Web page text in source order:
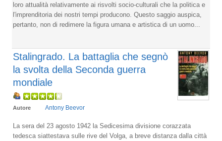
loro attualità relativamente ai risvolti socio-culturali che la politica e
l'imprenditoria dei nostri tempi producono. Questo saggio auspica,
pertanto, non di redimere la figura umana e artistica di un uomo...
Stalingrado. La battaglia che segnò
la svolta della Seconda guerra
mondiale
Autore Antony Beevor
La sera del 23 agosto 1942 la Sedicesima divisione corazzata
tedesca siattestava sulle rive del Volga, a breve distanza dalla città